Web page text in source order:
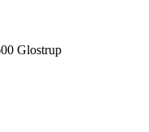
Glostrup